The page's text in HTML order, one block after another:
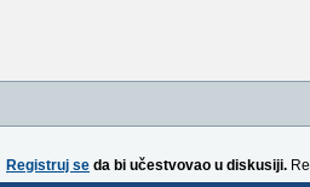
Registruj se da bi učestvovao u diskusiji.